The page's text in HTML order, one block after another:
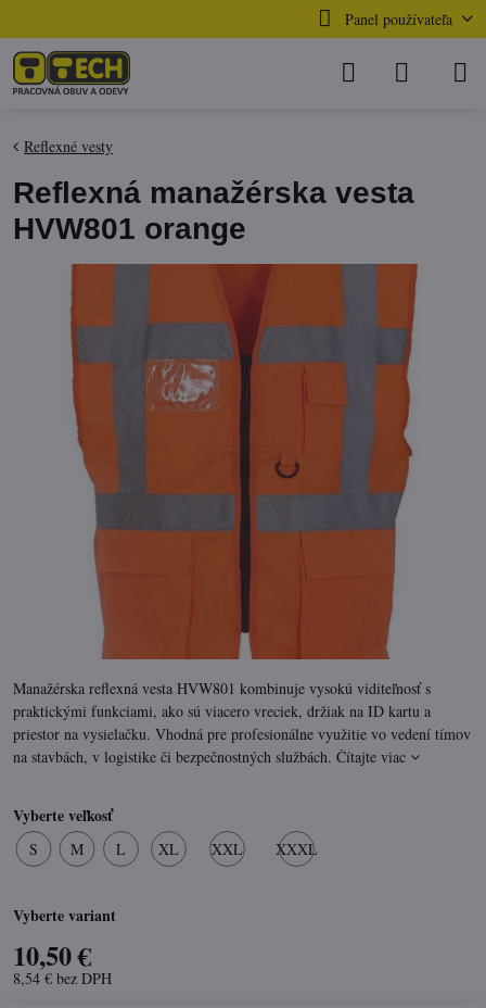
Panel používateľa
Reflexné vesty
Reflexná manažérska vesta
HVW801 orange
Manažérska reflexná vesta HVW801 kombinuje vysokú viditeľnosť s
praktickými funkciami, ako sú viacero vreciek, držiak na ID kartu a
priestor na vysielačku. Vhodná pre profesionálne využitie vo vedení tímov
na stavbách, v logistike či bezpečnostných službách. Čítajte viac
Vyberte veľkosť
S M L XL XXL XXXL
Vyberte variant
10,50 €
8,54 € bez DPH